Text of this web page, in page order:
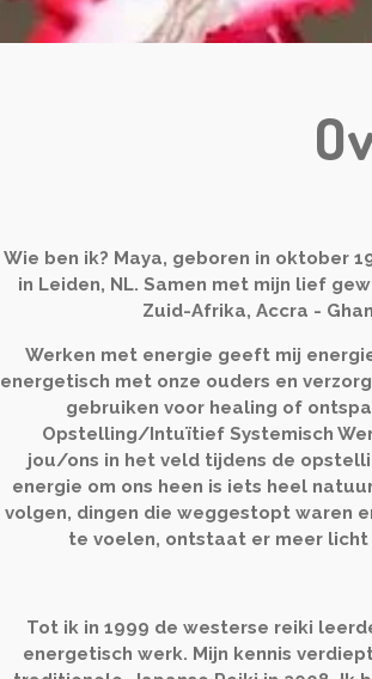
Wie ben ik? Maya, geboren in oktober
in Leiden, NL. Samen met mijn lief
Zuid-Afrika, Accra -
Werken met energie geeft mij
energetisch met onze ouders en
gebruiken voor healing of
Opstelling/Intuïtief Systemisch
jou/ons in het veld tijdens de
energie om ons heen is iets heel
volgen, dingen die weggestopt waren
te voelen, ontstaat er meer licht
Tot ik in 1999 de westerse reiki
energetisch werk. Mijn kennis